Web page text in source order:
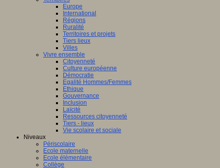
Europe
International
Régions
Ruralité
Territoires et projets
Tiers lieux
Villes
Vivre ensemble
Citoyenneté
Culture européenne
Démocratie
Egalité Hommes/Femmes
Ethique
Gouvernance
Inclusion
Laïcité
Ressources citoyenneté
Tiers - lieux
Vie scolaire et sociale
Niveaux
Périscolaire
Ecole maternelle
Ecole élémentaire
Collège